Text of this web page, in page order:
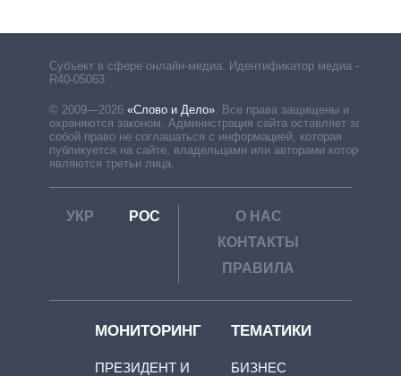
Субъект в сфере онлайн-медиа. Идентификатор медиа –
R40-05063
© 2009—2026 «Слово и Дело»
Все права защищены и
охраняются законом. Администрация сайта оставляет за
собой право не соглашаться с информацией, которая
публикуется на сайте, владельцами или авторами которой
являются третьи лица.
УКР РОС
О НАС
КОНТАКТЫ
ПРАВИЛА
МОНИТОРИНГ
ПРЕЗИДЕНТ И
ТЕМАТИКИ
БИЗНЕС